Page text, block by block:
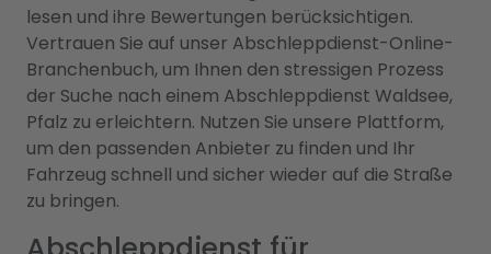
lesen und ihre Bewertungen berücksichtigen.
Vertrauen Sie auf unser Abschleppdienst-Online-
Branchenbuch, um Ihnen den stressigen Prozess
der Suche nach einem Abschleppdienst Waldsee,
Pfalz zu erleichtern. Nutzen Sie unsere Plattform,
um den passenden Anbieter zu finden und Ihr
Fahrzeug schnell und sicher wieder auf die Straße
zu bringen.